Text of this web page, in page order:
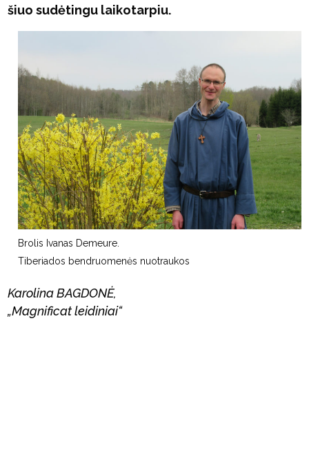
šiuo sudėtingu laikotarpiu.
Brolis Ivanas Demeure.
Tiberiados bendruomenės nuotraukos
Karolina BAGDONĖ,
„Magnificat leidiniai“